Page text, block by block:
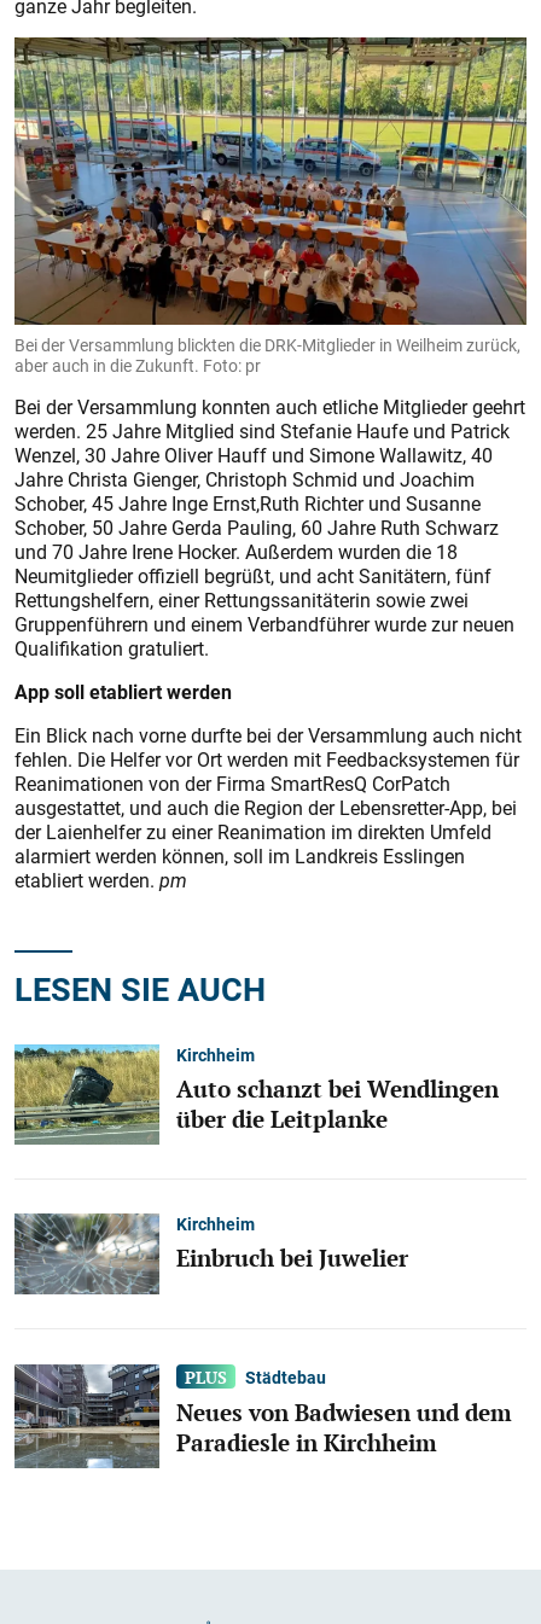
ganze Jahr begleiten.
Bei der Versammlung blickten die DRK-Mitglieder in Weilheim zurück,
aber auch in die Zukunft. Foto: pr
Bei der Versammlung konnten auch etliche Mitglieder geehrt
werden. 25 Jahre Mitglied sind Stefanie Haufe und Patrick
Wenzel, 30 Jahre Oliver Hauff und Simone Wallawitz, 40
Jahre Christa Gienger, Christoph Schmid und Joachim
Schober, 45 Jahre Inge Ernst,Ruth Richter und Susanne
Schober, 50 Jahre Gerda Pauling, 60 Jahre Ruth Schwarz
und 70 Jahre Irene Hocker. Außerdem wurden die 18
Neumitglieder offiziell begrüßt, und acht Sanitätern, fünf
Rettungshelfern, einer Rettungssanitäterin sowie zwei
Gruppenführern und einem Verbandführer wurde zur neuen
Qualifikation gratuliert.
App soll etabliert werden
Ein Blick nach vorne durfte bei der Versammlung auch nicht
fehlen. Die Helfer vor Ort werden mit Feedbacksystemen für
Reanimationen von der Firma SmartResQ CorPatch
ausgestattet, und auch die Region der Lebensretter-App, bei
der Laienhelfer zu einer Reanimation im direkten Umfeld
alarmiert werden können, soll im Landkreis Esslingen
etabliert werden. pm
LESEN SIE AUCH
Kirchheim
Auto schanzt bei Wendlingen
über die Leitplanke
Kirchheim
Einbruch bei Juwelier
Städtebau
Neues von Badwiesen und dem
Paradiesle in Kirchheim